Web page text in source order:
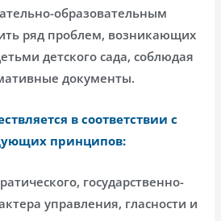
образовательным
ряд проблем, возникающих
детского сада, соблюдая
документы.
в соответствии с
принципов:
государственно-
управления, гласности и